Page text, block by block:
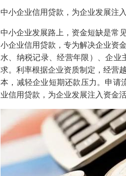
中小企业信用贷款，为企业发展注
中小企业发展路上，资金短缺是常
小企业信用贷款，专为解决企业资
水、纳税记录、经营年限）、企
求。利率根据企业资质制定，经营
本，减轻企业短期还款压力。申请
业信用贷款，为企业发展注入资金